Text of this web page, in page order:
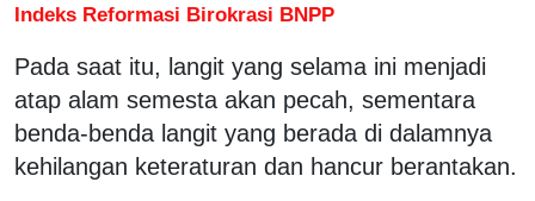
Indeks Reformasi Birokrasi BNPP
Pada saat itu, langit yang selama ini menjadi
atap alam semesta akan pecah, sementara
benda-benda langit yang berada di dalamnya
kehilangan keteraturan dan hancur berantakan.